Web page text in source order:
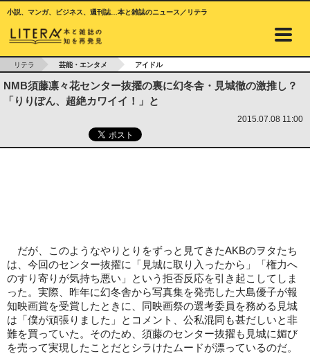
小説、マンガ、ビジネス、週刊誌…本と雑誌のニュース／リテラ
リテラ 芸能・エンタメ アイドル
NMB須藤凛々花センター抜擢の裏に幻冬舎・見城徹の激推し？
「りりぽん、超絶カワイイ！」と
2015.07.08 11:00
だが、このようなやりとりをずっと見てきたAKBのヲタたち
は、今回のセンター抜擢に「見城に取り入ったから」「権力へ
のすり寄りが気持ち悪い」という拒否反応を引き起こしてしま
った。実際、昨年に幻冬舎から写真集を発売した大島優子が報
知映画賞を受賞したときに、同映画祭の選考委員を務める見城
は「僕が頑張りました」とコメント、公私混同も甚だしいと非
難を買っていた。そのため、須藤のセンター抜擢も見城に媚び
を売って実現したことだとシラけたムードが漂っているのだ。